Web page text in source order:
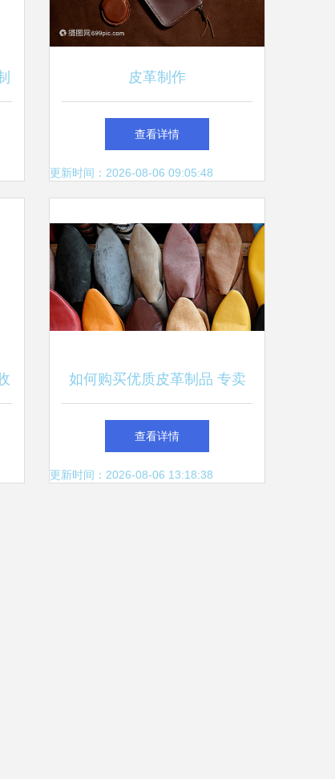
皮革制作
查看详情
更新时间：2026-08-06 09:05:48
如何购买优质皮革制品 专卖
店选择与价格指南
查看详情
更新时间：2026-08-06 13:18:38